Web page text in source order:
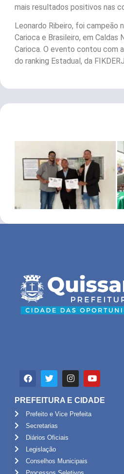
mais resultados positivos nas
Leonardo Ribeiro, foi campeão
Carioca e Brasileiro, em Caldas
Carioca. O evento contou com
do ranking Estadual, da
PREFEITURA E CIDADE
Prefeito e Vice Prefeita
Secretarias
Diários Oficiais
Legislação
Conselhos Municipais